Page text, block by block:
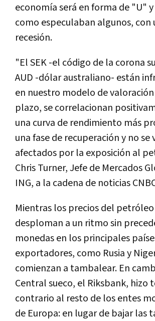
economía será en forma de "U"
como especulaban algunos,
recesión.
"El SEK -el código de la corona
AUD -dólar australiano- están
en nuestro modelo de
plazo, se correlacionan
una curva de rendimiento más
una fase de recuperación y no se
afectados por la exposición al
Chris Turner, Jefe de Mercados
ING, a la cadena de noticias
Mientras los precios del petróleo
desploman a un ritmo sin
monedas en los principales
exportadores, como Rusia y
comienzan a tambalear. En
Central sueco, el Riksbank, hizo
contrario al resto de los entes
de Europa: en lugar de bajar las